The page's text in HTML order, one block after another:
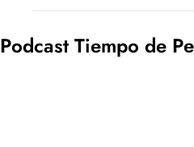
Podcast Tiempo de Pe